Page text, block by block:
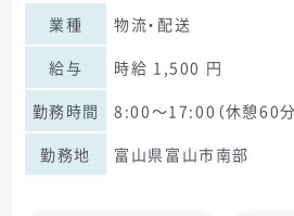
業種
物流・配送
給与
時給 1,500 円
勤務時間
8:00～17:00（休憩60分
勤務地
富山県富山市南部